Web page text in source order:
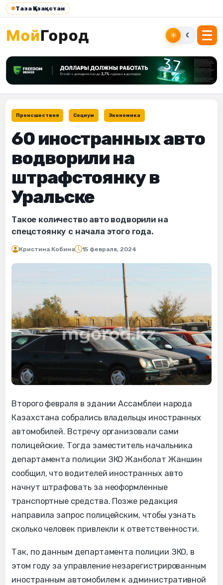
#Таза Қазақстан
☀ ☾
Происшествия Социум Экономика
60 иностранных авто
водворили на
штрафстоянку в
Уральске
Такое количество авто водворили на
спецстоянку с начала этого года.
Кристина Кобина 15 февраля, 2024
Второго февраля в здании Ассамблеи народа
Казахстана собрались владельцы иностранных
автомобилей. Встречу организовали сами
полицейские. Тогда заместитель начальника
департамента полиции ЗКО Жанболат Жаншин
сообщил, что водителей иностранных авто
начнут штрафовать за неоформленные
транспортные средства. Позже редакция
направила запрос полицейским, чтобы узнать
сколько человек привлекли к ответственности.
Так, по данным департамента полиции ЗКО, в
этом году за управление незарегистрированным
иностранным автомобилем к административной